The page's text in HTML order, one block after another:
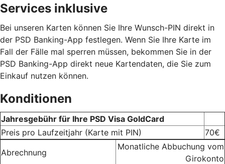
Services inklusive
Bei unseren Karten können Sie Ihre Wunsch-PIN direkt in
der PSD Banking-App festlegen. Wenn Sie Ihre Karte im
Fall der Fälle mal sperren müssen, bekommen Sie in der
PSD Banking-App direkt neue Kartendaten, die Sie zum
Einkauf nutzen können.
Konditionen
Jahresgebühr für Ihre PSD Visa GoldCard
Preis pro Laufzeitjahr (Karte mit PIN)
70€
Abrechnung
Monatliche Abbuchung vom
Girokonto